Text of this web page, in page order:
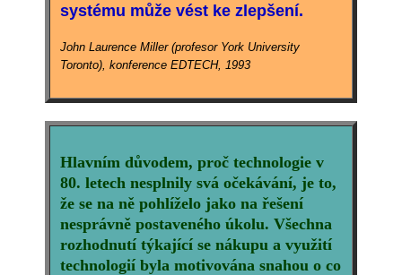
systému může vést ke zlepšení.
John Laurence Miller (profesor York University
Toronto), konference EDTECH, 1993
Hlavním důvodem, proč technologie v
80. letech nesplnily svá očekávání, je to,
že se na ně pohlíželo jako na řešení
nesprávně postaveného úkolu. Všechna
rozhodnutí týkající se nákupu a využití
technologií byla motivována snahou o co